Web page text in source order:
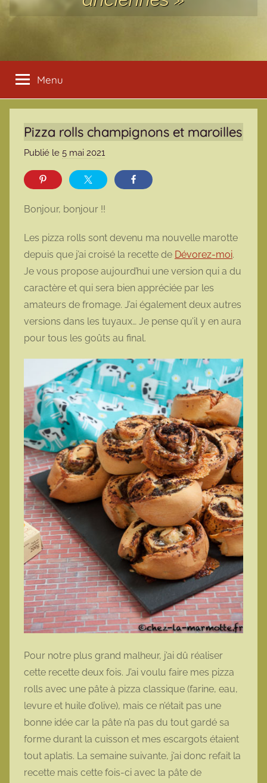
Menu
Pizza rolls champignons et maroilles
Publié le 5 mai 2021
r
o
t
t
e
Bonjour, bonjour !!
Les pizza rolls sont devenu ma nouvelle marotte
depuis que j’ai croisé la recette de Dévorez-moi.
Je vous propose aujourd’hui une version qui a du
caractère et qui sera bien appréciée par les
amateurs de fromage. J’ai également deux autres
versions dans les tuyaux… Je pense qu’il y en aura
pour tous les goûts au final.
Pour notre plus grand malheur, j’ai dû réaliser
cette recette deux fois. J’ai voulu faire mes pizza
rolls avec une pâte à pizza classique (farine, eau,
levure et huile d’olive), mais ce n’était pas une
bonne idée car la pâte n’a pas du tout gardé sa
forme durant la cuisson et mes escargots étaient
tout aplatis. La semaine suivante, j’ai donc refait la
recette mais cette fois-ci avec la pâte de